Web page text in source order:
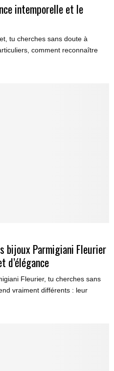
intemporelle et le
tu cherches sans doute à
comment reconnaître
bijoux Parmigiani Fleurier
d’élégance
Fleurier, tu cherches sans
vraiment différents : leur